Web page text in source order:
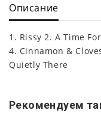
Описание
1. Rissy 2. A Time
4. Cinnamon &
Quietly There
Рекомендуем